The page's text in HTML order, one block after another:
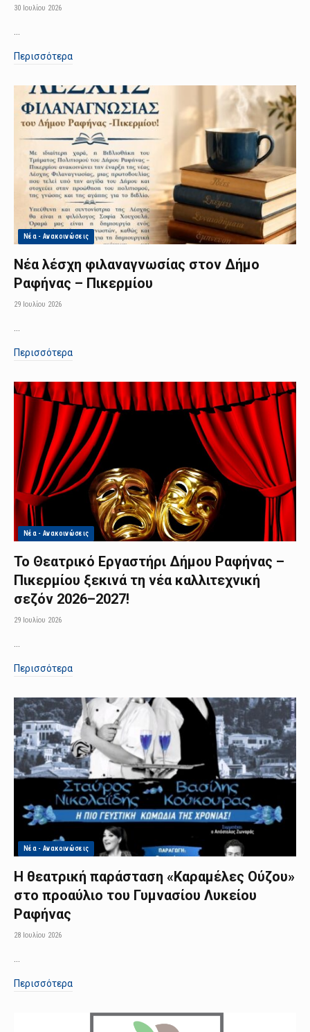
30 Ιουλίου 2026
Περισσότερα
Νέα - Ανακοινώσεις
Νέα λέσχη φιλαναγνωσίας στον Δήμο
Ραφήνας – Πικερμίου
29 Ιουλίου 2026
Περισσότερα
Νέα - Ανακοινώσεις
Το Θεατρικό Εργαστήρι Δήμου Ραφήνας –
Πικερμίου ξεκινά τη νέα καλλιτεχνική
σεζόν 2026–2027!
29 Ιουλίου 2026
Περισσότερα
Νέα - Ανακοινώσεις
Η θεατρική παράσταση «Καραμέλες Ούζου»
στο προαύλιο του Γυμνασίου Λυκείου
Ραφήνας
28 Ιουλίου 2026
Περισσότερα